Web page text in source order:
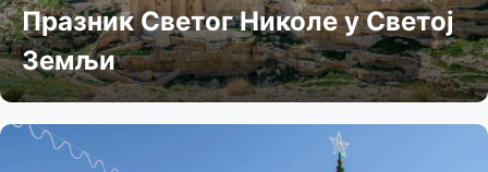
Празник Светог Николе у Светој
Земљи